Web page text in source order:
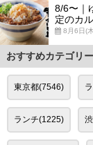
8/6〜｜
定のカ
8月6日(
おすすめカテゴリー
東京都(7546)
ランチ(1225)